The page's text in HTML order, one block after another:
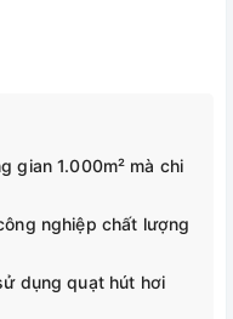
gian 1.000m² mà chi
nghiệp chất lượng
dụng quạt hút hơi